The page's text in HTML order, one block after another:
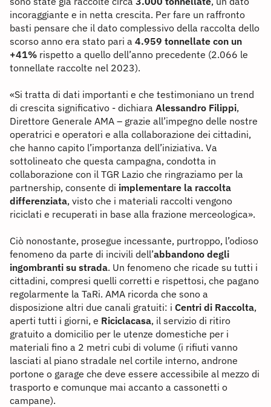
incoraggiante e in netta crescita. Per fare un raffronto
basti pensare che il dato complessivo della raccolta dello
scorso anno era stato pari a 4.959 tonnellate con un
+41% rispetto a quello dell’anno precedente (2.066 le
tonnellate raccolte nel 2023).
«Si tratta di dati importanti e che testimoniano un trend
di crescita significativo - dichiara Alessandro Filippi,
Direttore Generale AMA – grazie all’impegno delle nostre
operatrici e operatori e alla collaborazione dei cittadini,
che hanno capito l’importanza dell’iniziativa. Va
sottolineato che questa campagna, condotta in
collaborazione con il TGR Lazio che ringraziamo per la
partnership, consente di implementare la raccolta
differenziata, visto che i materiali raccolti vengono
riciclati e recuperati in base alla frazione merceologica».
Ciò nonostante, prosegue incessante, purtroppo, l’odioso
fenomeno da parte di incivili dell’abbandono degli
ingombranti su strada. Un fenomeno che ricade su tutti i
cittadini, compresi quelli corretti e rispettosi, che pagano
regolarmente la TaRi. AMA ricorda che sono a
disposizione altri due canali gratuiti: i Centri di Raccolta,
aperti tutti i giorni, e Riciclacasa, il servizio di ritiro
gratuito a domicilio per le utenze domestiche per i
materiali fino a 2 metri cubi di volume (i rifiuti vanno
lasciati al piano stradale nel cortile interno, androne
portone o garage che deve essere accessibile al mezzo di
trasporto e comunque mai accanto a cassonetti o
campane).